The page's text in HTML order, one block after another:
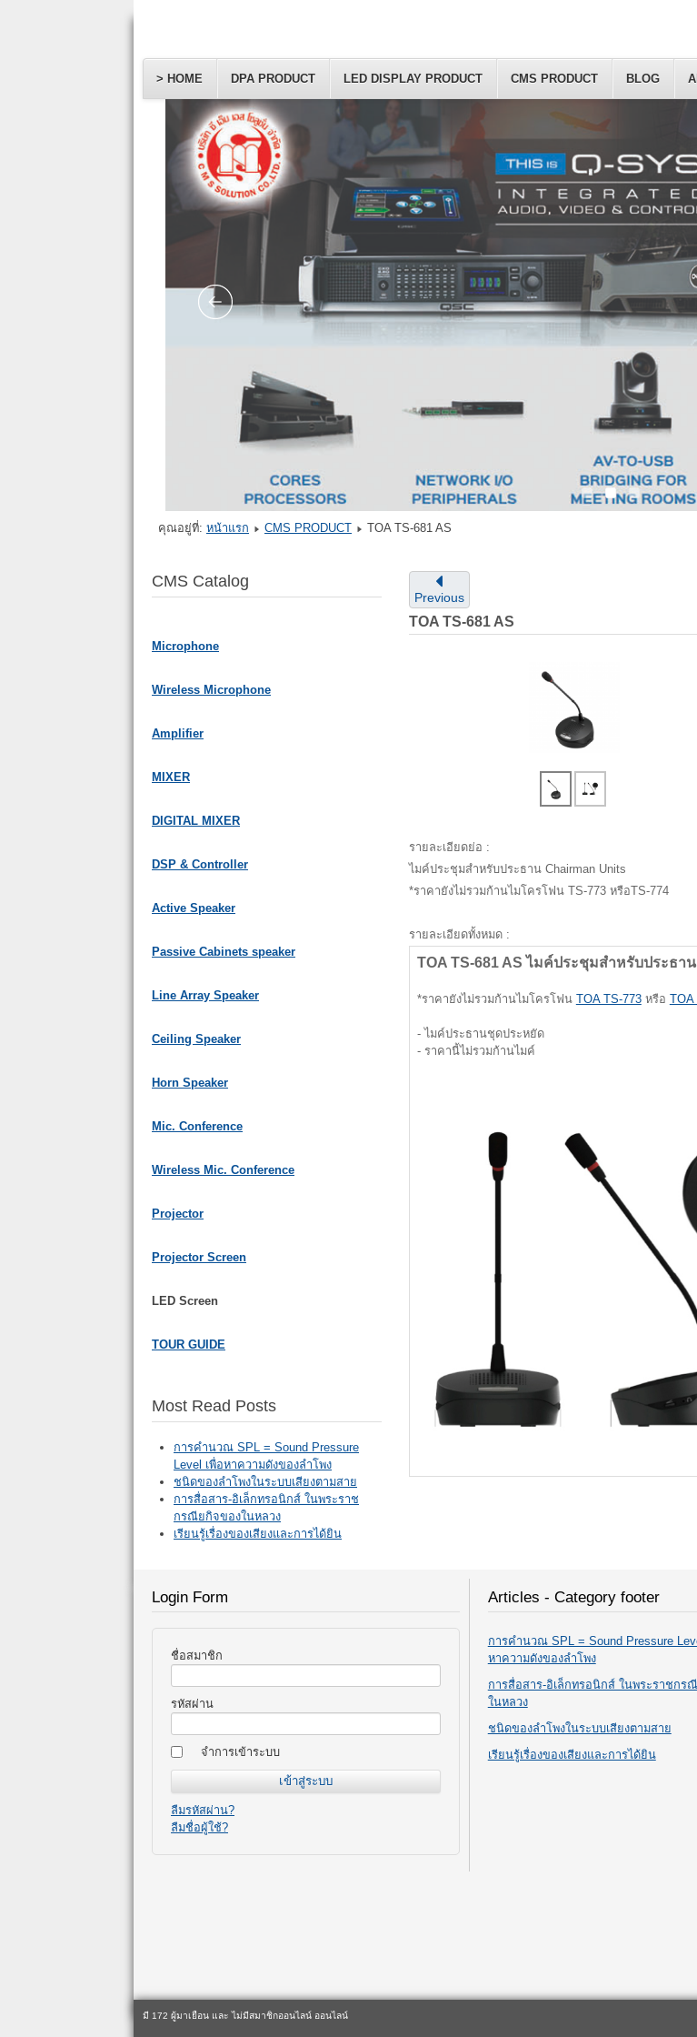
> HOME DPA PRODUCT LED DISPLAY PRODUCT CMS PRODUCT BLOG
คุณอยู่ที่: หน้าแรก CMS PRODUCT TOA TS-681 AS
CMS Catalog
Microphone
Wireless Microphone
Amplifier
MIXER
DIGITAL MIXER
DSP & Controller
Active Speaker
Passive Cabinets speaker
Line Array Speaker
Ceiling Speaker
Horn Speaker
Mic. Conference
Wireless Mic. Conference
Projector
Projector Screen
LED Screen
TOUR GUIDE
Most Read Posts
การคำนวณ SPL = Sound Pressure
Level เพื่อหาความดังของลำโพง
ชนิดของลำโพงในระบบเสียงตามสาย
การสื่อสาร-อิเล็กทรอนิกส์ ในพระราช
กรณียกิจของในหลวง
เรียนรู้เรื่องของเสียงและการได้ยิน
Previous
TOA TS-681 AS
รายละเอียดย่อ :
ไมค์ประชุมสำหรับประธาน Chairman Units
*ราคายังไม่รวมก้านไมโครโฟน TS-773 หรือTS-774
รายละเอียดทั้งหมด :
TOA TS-681 AS ไมค์ประชุมสำหรับประธา
*ราคายังไม่รวมก้านไมโครโฟน TOA TS-773หรือ TOA
- ไมค์ประธานชุดประหยัด
- ราคานี้ไม่รวมก้านไมค์
Login Form
ชื่อสมาชิก
รหัสผ่าน
จำการเข้าระบบ
ลืมรหัสผ่าน?
ลืมชื่อผู้ใช้?
Articles - Category footer
การคำนวณ SPL = Sound Pressure
หาความดังของลำโพง
การสื่อสาร-อิเล็กทรอนิกส์ ในพระราชกร
ในหลวง
ชนิดของลำโพงในระบบเสียงตามสาย
เรียนรู้เรื่องของเสียงและการได้ยิน
มี 172 ผู้มาเยือน และ ไม่มีสมาชิกออนไลน์ ออนไลน์